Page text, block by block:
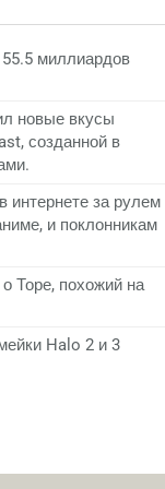
миллиардов
новые вкусы
созданной в
за рулем
и поклонникам
Торе, похожий на
Halo 2 и 3